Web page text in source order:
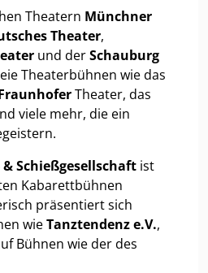
Theatern Münchner
Theater,
und derSchauburg
Theaterbühnen wie das
Theater, das
viele mehr, die ein
Schießgesellschaft ist
Kabarettbühnen
präsentiert sich
wieTanztendenz e.V.,
Bühnen wie der des